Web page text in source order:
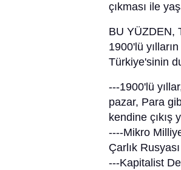
çıkması ile
BU YÜZDEN,
1900'lü
Türkiye'sinin
---1900'lü
pazar, Para
kendine çıkış
----Mikro
Çarlık
---Kapitalist